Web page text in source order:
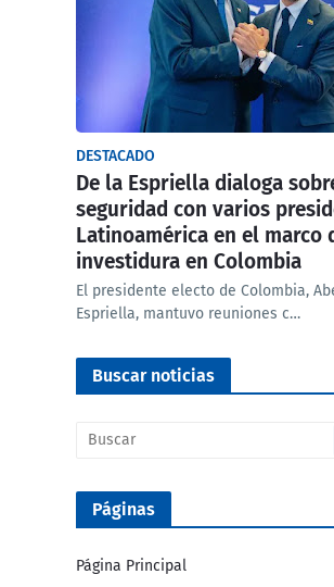
DESTACADO
De la Espriella dialoga
seguridad con varios
Latinoamérica en el marco
investidura en Colombia
El presidente electo de Colombia,
Espriella, mantuvo reuniones c…
Buscar noticias
Páginas
Página Principal